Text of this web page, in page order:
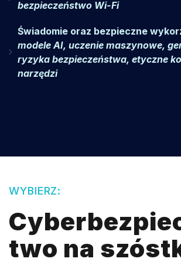
bezpieczeństwo Wi-Fi
Świadomie oraz bezpieczne
modele AI, uczenie maszynowe,
ryzyka bezpieczeństwa, etyczne
narzędzi
WYBIERZ:
two na